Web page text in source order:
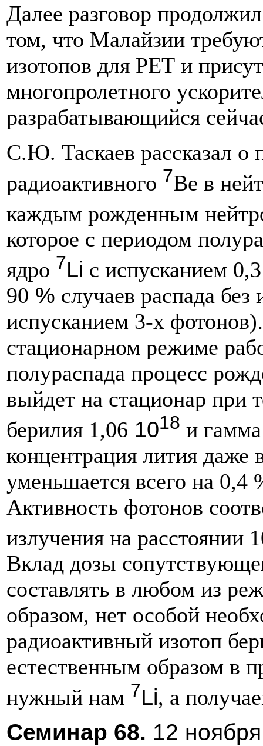
Далее разговор
том, что Малайзии
изотопов для РЕТ и
многопролетного
разрабатывающийся
С.Ю. Таскаев рассказал о
радиоактивного 7Be в
каждым рожденным
которое с периодом
ядро 7Li с испусканием
90 % случаев распада
испусканием 3-х фотонов).
стационарном режиме
полураспада процесс
выйдет на стационар при
берилия 1,06 1018 и
концентрация лития
уменьшается всего на 0,4
Активность фотонов
излучения на расстоянии
Вклад дозы
составлять в любом из
образом, нет особой
радиоактивный изотоп
естественным образом в
нужный нам 7Li, а
Семинар 68. 12 ноября